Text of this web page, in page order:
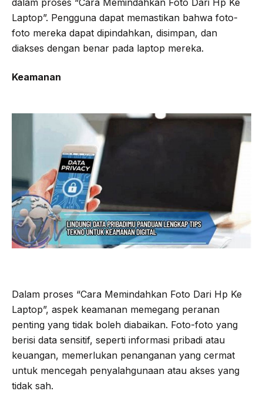
dalam proses “Cara Memindahkan Foto Dari Hp Ke
Laptop”. Pengguna dapat memastikan bahwa foto-
foto mereka dapat dipindahkan, disimpan, dan
diakses dengan benar pada laptop mereka.
Keamanan
Dalam proses “Cara Memindahkan Foto Dari Hp Ke
Laptop”, aspek keamanan memegang peranan
penting yang tidak boleh diabaikan. Foto-foto yang
berisi data sensitif, seperti informasi pribadi atau
keuangan, memerlukan penanganan yang cermat
untuk mencegah penyalahgunaan atau akses yang
tidak sah.